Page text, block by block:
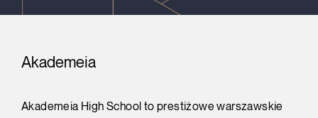
Akademeia
Akademeia High School to prestiżowe warszawskie